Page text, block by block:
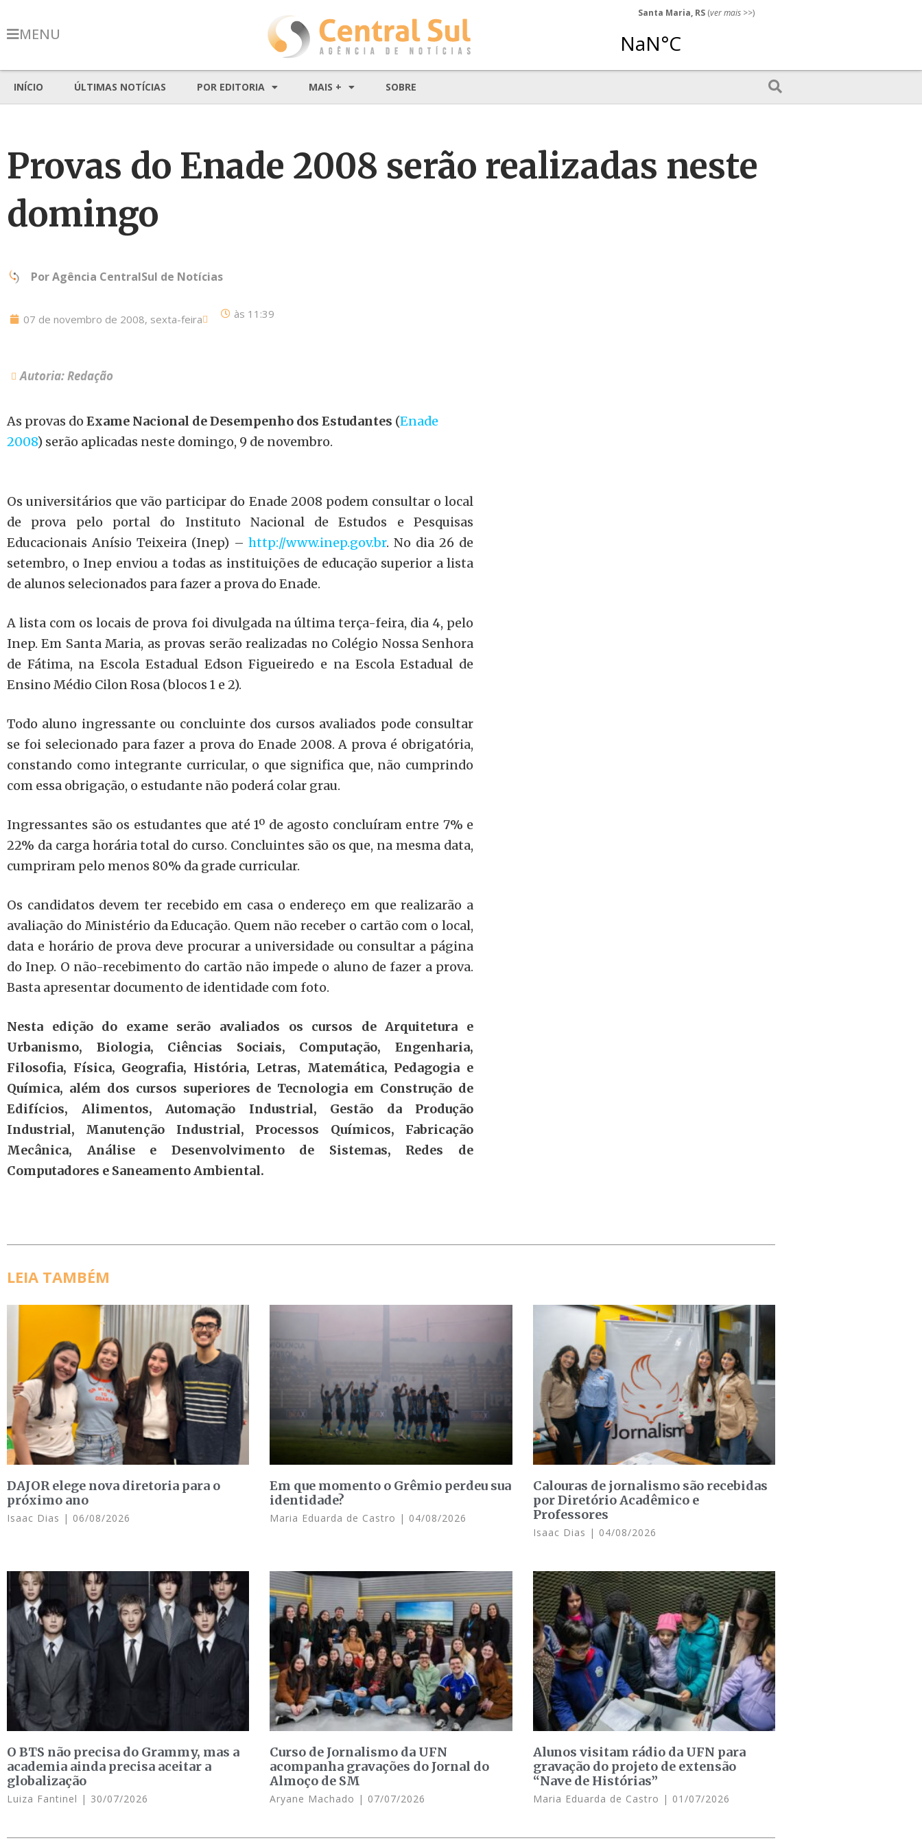
MENU
Santa Maria, RS (ver mais >>)
INÍCIO ÚLTIMAS NOTÍCIAS POR EDITORIA MAIS + SOBRE
Provas do Enade 2008 serão realizadas neste
domingo
PorAgência CentralSul de Notícias
07 de novembro de 2008, sexta-feira às 11:39
Autoria: Redação
As provas doExame Nacional de Desempenho dos Estudantes (Enade
2008) serão aplicadas neste domingo, 9 de novembro.
Os universitários que vão participar do Enade 2008 podem consultar o local
de prova pelo portal do Instituto Nacional de Estudos e Pesquisas
Educacionais Anísio Teixeira (Inep) –http://www.inep.gov.br. No dia 26 de
setembro, o Inep enviou a todas as instituições de educação superior a lista
de alunos selecionados para fazer a prova do Enade.
A lista com os locais de prova foi divulgada na última terça-feira, dia 4, pelo
Inep. Em Santa Maria, as provas serão realizadas no Colégio Nossa Senhora
de Fátima, na Escola Estadual Edson Figueiredo e na Escola Estadual de
Ensino Médio Cilon Rosa (blocos 1 e 2).
Todo aluno ingressante ou concluinte dos cursos avaliados pode consultar
se foi selecionado para fazer a prova do Enade 2008. A prova é obrigatória,
constando como integrante curricular, o que significa que, não cumprindo
com essa obrigação, o estudante não poderá colar grau.
Ingressantes são os estudantes que até 1º de agosto concluíram entre 7% e
22% da carga horária total do curso. Concluintes são os que, na mesma data,
cumpriram pelo menos 80% da grade curricular.
Os candidatos devem ter recebido em casa o endereço em que realizarão a
avaliação do Ministério da Educação. Quem não receber o cartão com o local,
data e horário de prova deve procurar a universidade ou consultar a página
do Inep. O não-recebimento do cartão não impede o aluno de fazer a prova.
Basta apresentar documento de identidade com foto.
Nesta edição do exame serão avaliados os cursos de Arquitetura e
Urbanismo, Biologia, Ciências Sociais, Computação, Engenharia,
Filosofia, Física, Geografia, História, Letras, Matemática, Pedagogia e
Química, além dos cursos superiores de Tecnologia em Construção de
Edifícios, Alimentos, Automação Industrial, Gestão da Produção
Industrial, Manutenção Industrial, Processos Químicos, Fabricação
Mecânica, Análise e Desenvolvimento de Sistemas, Redes de
Computadores e Saneamento Ambiental.
LEIA TAMBÉM
DAJOR elege nova diretoria para o
próximo ano
Isaac Dias 06/08/2026
Em que momento o Grêmio perdeu sua
identidade?
Maria Eduarda de Castro 04/08/2026
Calouras de jornalismo são recebidas
por Diretório Acadêmico e
Professores
Isaac Dias 04/08/2026
O BTS não precisa do Grammy, mas a
academia ainda precisa aceitar a
globalização
Luiza Fantinel 30/07/2026
Curso de Jornalismo da UFN
acompanha gravações do Jornal do
Almoço de SM
Aryane Machado 07/07/2026
Alunos visitam rádio da UFN para
gravação do projeto de extensão
“Nave de Histórias”
Maria Eduarda de Castro 01/07/2026